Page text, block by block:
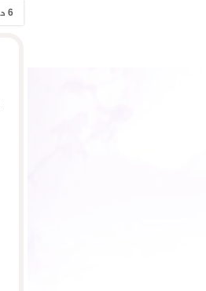
6 ديسمبر 2020 - 1:52 ص